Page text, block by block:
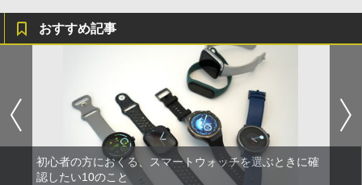
おすすめ記事
初心者の方におくる、スマートウォッチを選ぶときに確
認したい10のこと